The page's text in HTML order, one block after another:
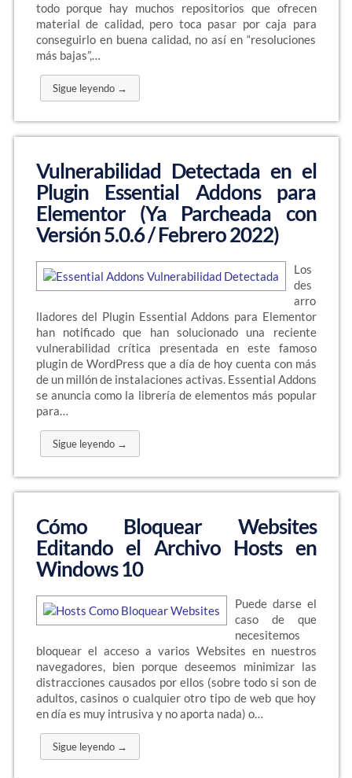
todo porque hay muchos repositorios que ofrecen
material de calidad, pero toca pasar por caja para
conseguirlo en buena calidad, no así en “resoluciones
más bajas”,…
Sigue leyendo →
Vulnerabilidad Detectada en el
Plugin Essential Addons para
Elementor (Ya Parcheada con
Versión 5.0.6 / Febrero 2022)
Los
des
arro
lladores del Plugin Essential Addons para Elementor
han notificado que han solucionado una reciente
vulnerabilidad crítica presentada en este famoso
plugin de WordPress que a día de hoy cuenta con más
de un millón de instalaciones activas. Essential Addons
se anuncia como la librería de elementos más popular
para…
Sigue leyendo →
Cómo Bloquear Websites
Editando el Archivo Hosts en
Windows 10
Puede darse el
caso de que
necesitemos
bloquear el acceso a varios Websites en nuestros
navegadores, bien porque deseemos minimizar las
distracciones causados por ellos (sobre todo si son de
adultos, casinos o cualquier otro tipo de web que hoy
en día es muy intrusiva y no aporta nada) o…
Sigue leyendo →